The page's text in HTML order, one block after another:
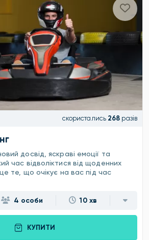
скористались 268 разів
досвід, яскраві емоції та
час відволіктися від щоденних
те, що очікує на вас під час
4 особи 10 хв
КУПИТИ